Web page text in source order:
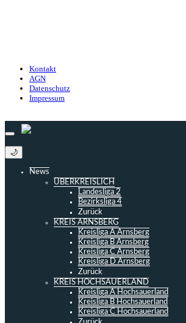
Kontakt
AGN
Datenschutz
Impressum
🌙
News
ÜBERKREISLICH
Landesliga 2
Bezirksliga 4
Zurück
KREIS ARNSBERG
Kreisliga A Arnsberg
Kreisliga B Arnsberg
Kreisliga C Arnsberg
Kreisliga D Arnsberg
Zurück
KREIS HOCHSAUERLAND
Kreisliga A Hochsauerland
Kreisliga B Hochsauerland
Kreisliga C Hochsauerland